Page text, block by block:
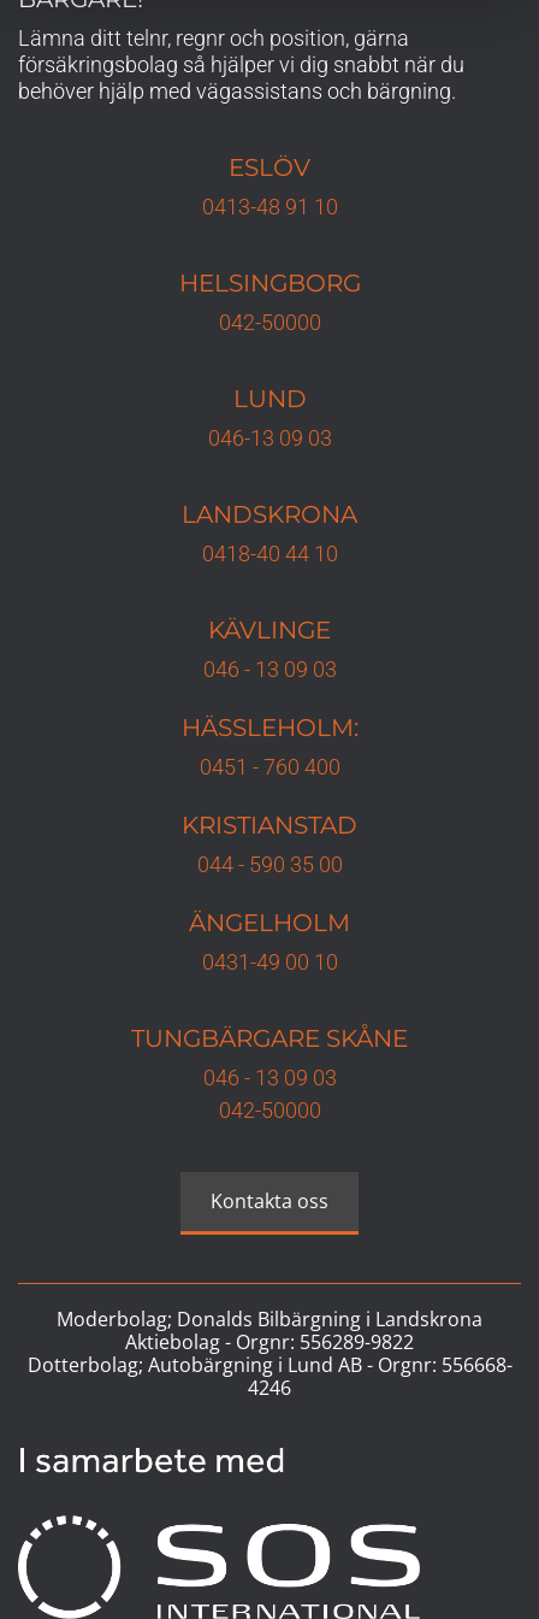
Lämna ditt telnr, regnr och position, gärna
försäkringsbolag så hjälper vi dig snabbt när du
behöver hjälp med vägassistans och bärgning.
ESLÖV
0413-48 91 10
HELSINGBORG
042-50000
LUND
046-13 09 03
LANDSKRONA
0418-40 44 10
KÄVLINGE
046 - 13 09 03
HÄSSLEHOLM:
0451 - 760 400
KRISTIANSTAD
044 - 590 35 00
ÄNGELHOLM
0431-49 00 10
TUNGBÄRGARE SKÅNE
046 - 13 09 03
042-50000
Kontakta oss
Moderbolag; Donalds Bilbärgning i Landskrona
Aktiebolag - Orgnr: 556289-9822
Dotterbolag; Autobärgning i Lund AB - Orgnr: 556668-
4246